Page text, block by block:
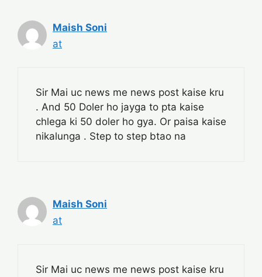
Maish Soni
at
Sir Mai uc news me news post kaise kru
. And 50 Doler ho jayga to pta kaise
chlega ki 50 doler ho gya. Or paisa kaise
nikalunga . Step to step btao na
Maish Soni
at
Sir Mai uc news me news post kaise kru